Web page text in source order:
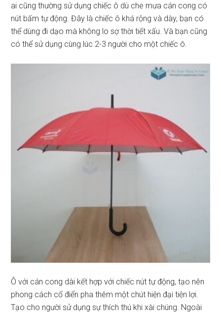
ai cũng thường sử dụng chiếc ô dù che mưa cán cong có
nút bấm tự động. Đây là chiếc ô khá rộng và dày, bạn có
thể dùng đi dạo mà không lo sợ thời tiết xấu. Và bạn cũng
có thể sử dụng cùng lúc 2-3 người cho một chiếc ô.
Ô với cán cong dài kết hợp với chiếc nút tự động, tạo nên
phong cách cổ điển pha thêm một chút hiện đại tiện lợi.
Tạo cho người sử dụng sự thích thú khi xài chúng. Ngoài